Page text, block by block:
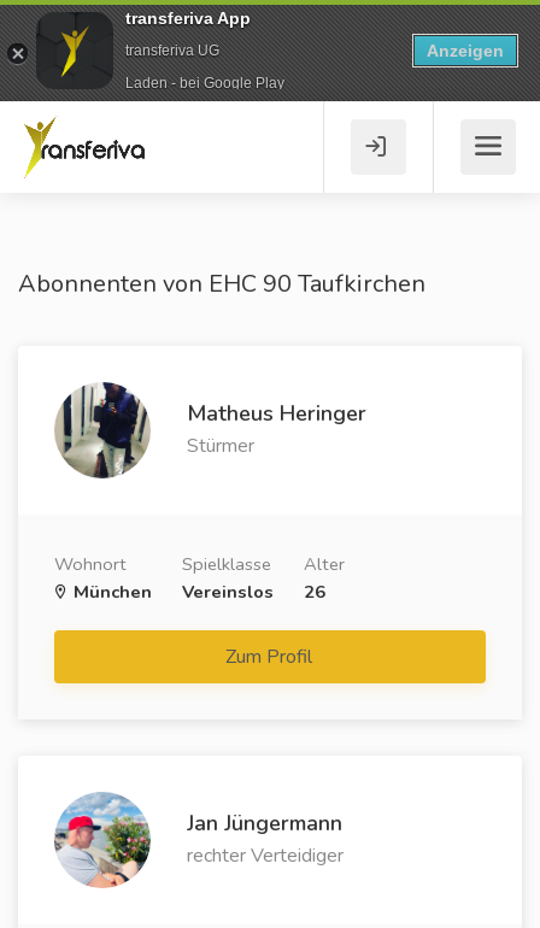
Abonnenten von EHC 90 Taufkirchen
Matheus Heringer
Stürmer
Wohnort
München
Spielklasse
Vereinslos
Alter
26
Zum Profil
Jan Jüngermann
rechter Verteidiger
transferiva App
transferiva UG
Laden - bei Google Play
Anzeigen